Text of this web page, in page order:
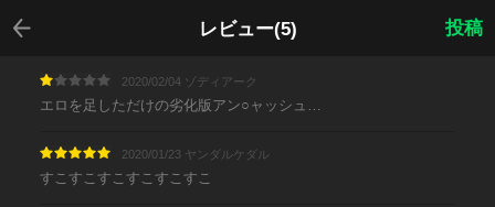
レビュー(5)
戻る
投稿
2020/02/04 ゾディアーク
エロを足しただけの劣化版アン○ャッシュ…
2020/01/23 ヤンダルケダル
すこすこすこすこすこすこ